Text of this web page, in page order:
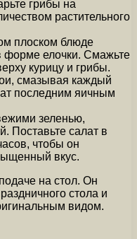
грибы на
растительного
плоском блюде
форме елочки. Смажьте
курицу и грибы.
смазывая каждый
последним яичным
зеленью,
Поставьте салат в
чтобы он
вкус.
на стол. Он
стола и
видом.